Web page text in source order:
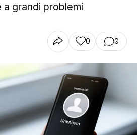
grandi problemi
0 0